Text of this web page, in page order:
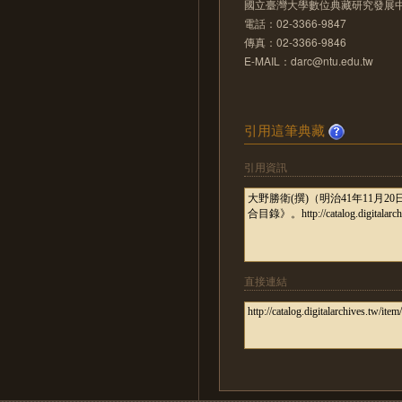
國立臺灣大學數位典藏研究發展
電話：02-3366-9847
傳真：02-3366-9846
E-MAIL：darc@ntu.edu.tw
引用這筆典藏
引用資訊
直接連結